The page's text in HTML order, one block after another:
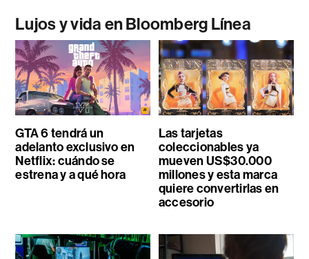
Lujos y vida en Bloomberg Línea
GTA 6 tendrá un
adelanto exclusivo en
Netflix: cuándo se
estrena y a qué hora
Las tarjetas
coleccionables ya
mueven US$30.000
millones y esta marca
quiere convertirlas en
accesorio